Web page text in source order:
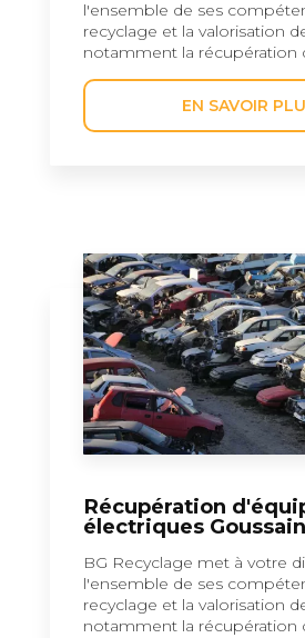
l'ensemble de ses
recyclage et la valorisation
notamment la récupération
EN SAVOIR
Récupération
électriques
BG Recyclage met à votre
l'ensemble de ses
recyclage et la valorisation
notamment la récupération